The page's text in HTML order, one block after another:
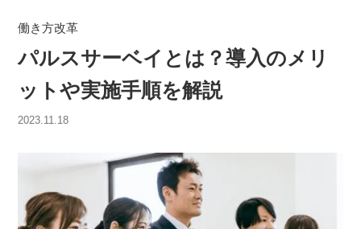
働き方改革
パルスサーベイとは？導入のメリ
ットや実施手順を解説
2023.11.18